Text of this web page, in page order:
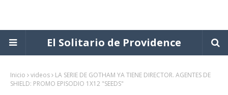
El Solitario de Providence
Inicio videos
LA SERIE DE GOTHAM YA TIENE DIRECTOR. AGENTES DE
SHIELD: PROMO EPISODIO 1X12 "SEEDS"